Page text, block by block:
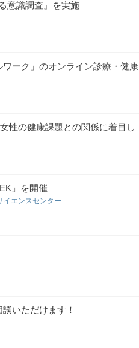
意識調査』を実施
ーク」のオンライン診療・健康
性の健康課題との関係に着目し
」を開催
イエンスセンター
いただけます！